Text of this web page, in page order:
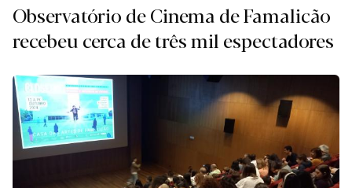
Observatório de Cinema de Famalicão
recebeu cerca de três mil espectadores